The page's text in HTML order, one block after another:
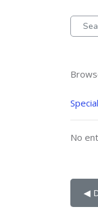
Search
Special
No
◀︎